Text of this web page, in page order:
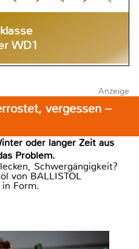
WD1
Anzeige
vergessen –
oder langer Zeit aus
Problem.
Schwergängigkeit?
von BALLISTOL
Form.